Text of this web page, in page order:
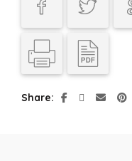
Share